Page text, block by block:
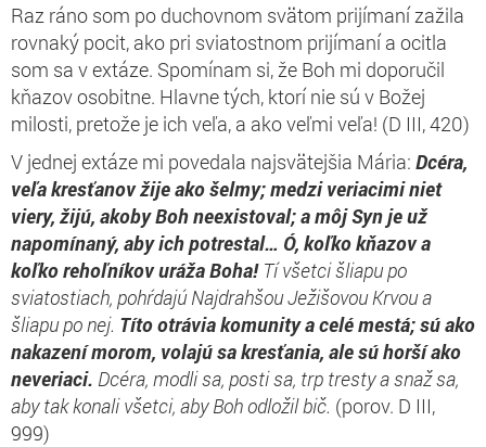
Raz ráno som po duchovnom svätom prijímaní zažila
rovnaký pocit, ako pri sviatostnom prijímaní a ocitla
som sa v extáze. Spomínam si, že Boh mi doporučil
kňazov osobitne. Hlavne tých, ktorí nie sú v Božej
milosti, pretože je ich veľa, a ako veľmi veľa! (D III, 420)
V jednej extáze mi povedala najsvätejšia Mária: Dcéra,
veľa kresťanov žije ako šelmy; medzi veriacimi niet
viery, žijú, akoby Boh neexistoval; a môj Syn je už
napomínaný, aby ich potrestal… Ó, koľko kňazov a
koľko rehoľníkov uráža Boha! Tí všetci šliapu po
sviatostiach, pohŕdajú Najdrahšou Ježišovou Krvou a
šliapu po nej. Títo otrávia komunity a celé mestá; sú ako
nakazení morom, volajú sa kresťania, ale sú horší ako
neveriaci. Dcéra, modli sa, posti sa, trp tresty a snaž sa,
aby tak konali všetci, aby Boh odložil bič. (porov. D III,
999)